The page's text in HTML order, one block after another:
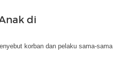
di
korban dan pelaku sama-sama